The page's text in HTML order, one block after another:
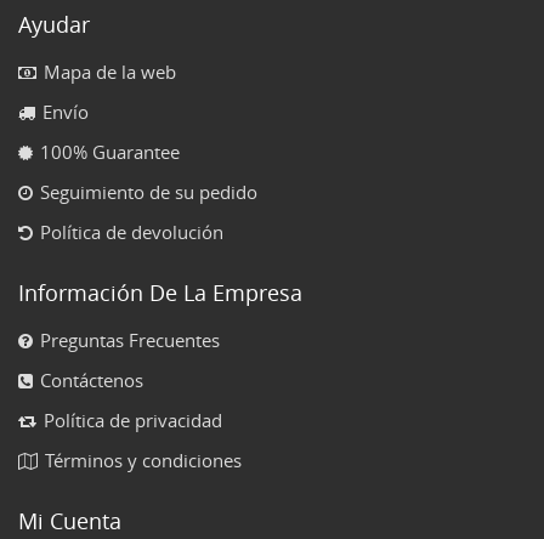
Ayudar
Mapa de la web
Envío
100% Guarantee
Seguimiento de su pedido
Política de devolución
Información De La Empresa
Preguntas Frecuentes
Contáctenos
Política de privacidad
Términos y condiciones
Mi Cuenta